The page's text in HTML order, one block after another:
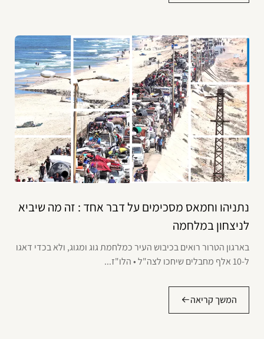
נתניהו וחמאס מסכימים על דבר אחד : זה מה שיביא
לניצחון במלחמה
בארגון הטרור רואים בכיבוש העיר כמלחמת גוג ומגוג, ולא בכדי דאגו
ל-10 אלף מחבלים שיחכו לצה"ל • הלו"ז...
המשך קריאה